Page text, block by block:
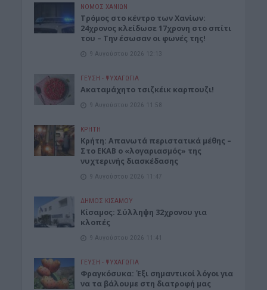
ΝΟΜΌΣ ΧΑΝΊΩΝ
Τρόμος στο κέντρο των Χανίων:
24χρονος κλείδωσε 17χρονη στο σπίτι
του – Την έσωσαν οι φωνές της!
9 Αυγούστου 2026 12:13
ΓΕΎΣΗ - ΨΥΧΑΓΩΓΊΑ
Ακαταμάχητο τσιζκέικ καρπουζι!
9 Αυγούστου 2026 11:58
ΚΡΗΤΗ
Κρήτη: Απανωτά περιστατικά μέθης –
Στο ΕΚΑΒ ο «λογαριασμός» της
νυχτερινής διασκέδασης
9 Αυγούστου 2026 11:47
ΔΉΜΟΣ ΚΙΣΆΜΟΥ
Κίσαμος: Σύλληψη 32χρονου για
κλοπές
9 Αυγούστου 2026 11:41
ΓΕΎΣΗ - ΨΥΧΑΓΩΓΊΑ
Φραγκόσυκα: Έξι σημαντικοί λόγοι για
να τα βάλουμε στη διατροφή μας